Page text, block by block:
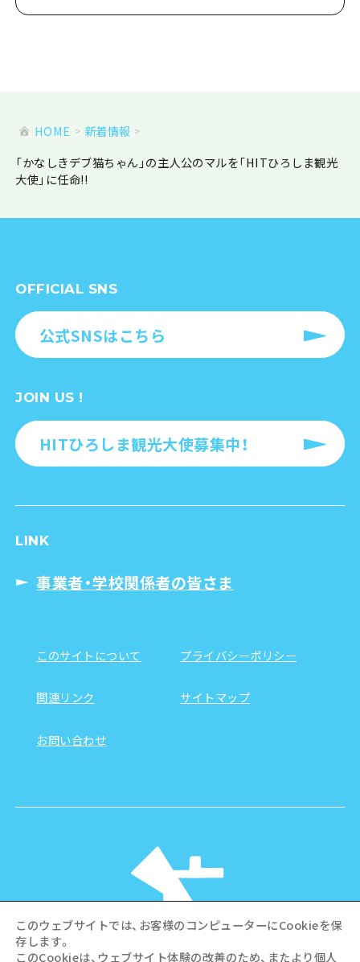
HOME
新着情報
「かなしきデブ猫ちゃん」の主人公のマルを「HITひろしま観光
大使」に任命!!
OFFICIAL SNS
公式SNSはこちら
JOIN US !
HITひろしま観光大使募集中！
LINK
事業者・学校関係者の皆さま
このサイトについて プライバシーポリシー
関連リンク サイトマップ
お問い合わせ
このウェブサイトでは、お客様のコンピューターにCookieを保
存します。
このCookieは、ウェブサイト体験の改善のため、またより個人